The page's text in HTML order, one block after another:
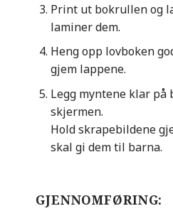
Print ut bokrullen og
laminer dem.
Heng opp lovboken
gjem lappene.
Legg myntene klar på
skjermen.
Hold skrapebildene
skal gi dem til barna.
GJENNOMFØRING: